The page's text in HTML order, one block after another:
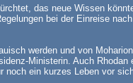
das neue Wissen
bei der Einreise
werden und von
Ministerin. Auch
noch ein kurzes Leben vor